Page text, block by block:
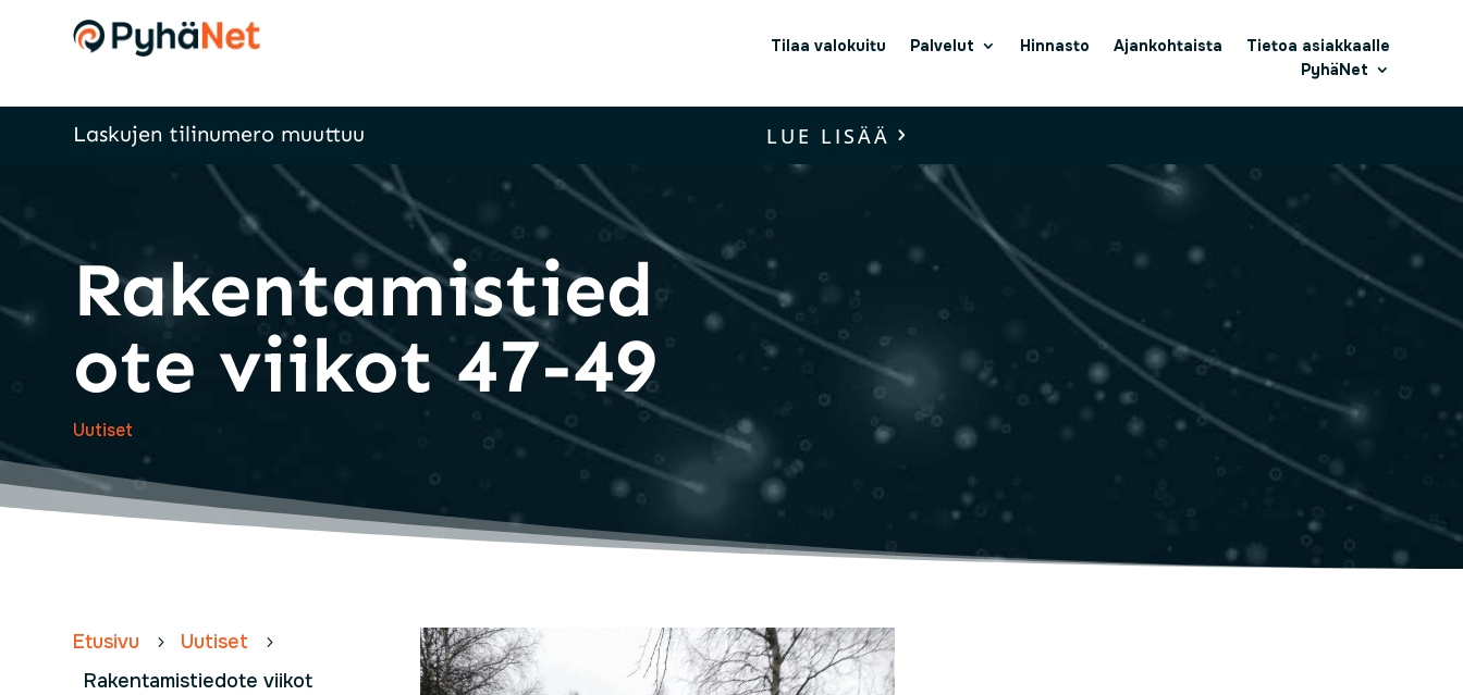
Tilaa valokuitu Palvelut Hinnasto Ajankohtaista
Tietoa asiakkaalle
PyhäNet
Laskujen tilinumero muuttuu LUE LISÄÄ
Rakentamistied
ote viikot 47-49
Uutiset
Etusivu 5 Uutiset 5
Rakentamistiedote viikot